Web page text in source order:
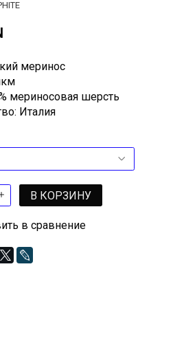
меринос
мериносовая шерсть
Италия
В КОРЗИНУ
в сравнение